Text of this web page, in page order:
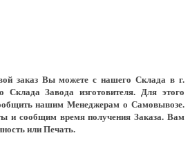
заказ Вы можете с нашего Склада в г.
Склада Завода изготовителя. Для этого
нашим Менеджерам о Самовывозе.
и сообщим время получения Заказа. Вам
или Печать.